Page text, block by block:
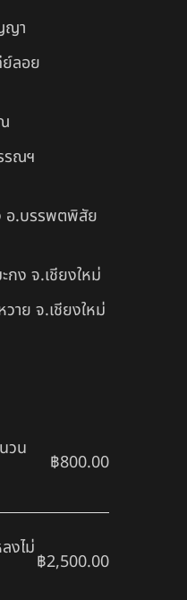
ญา
ย์ลอย
รณฯ
อ.บรรพตพิสัย
กง จ.เชียงใหม่
าย จ.เชียงใหม่
วน
฿800.00
งไม่
฿2,500.00